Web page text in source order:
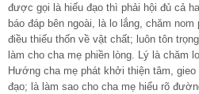
được gọi là hiếu đạo thì phải hội đủ cả
báo đáp bên ngoài, là lo lắng, chăm
điều thiếu thốn về vật chất; luôn tôn
làm cho cha mẹ phiền lòng. Lý là chăm
Hướng cha mẹ phát khởi thiện tâm,
đạo; là làm sao cho cha mẹ hiểu rõ